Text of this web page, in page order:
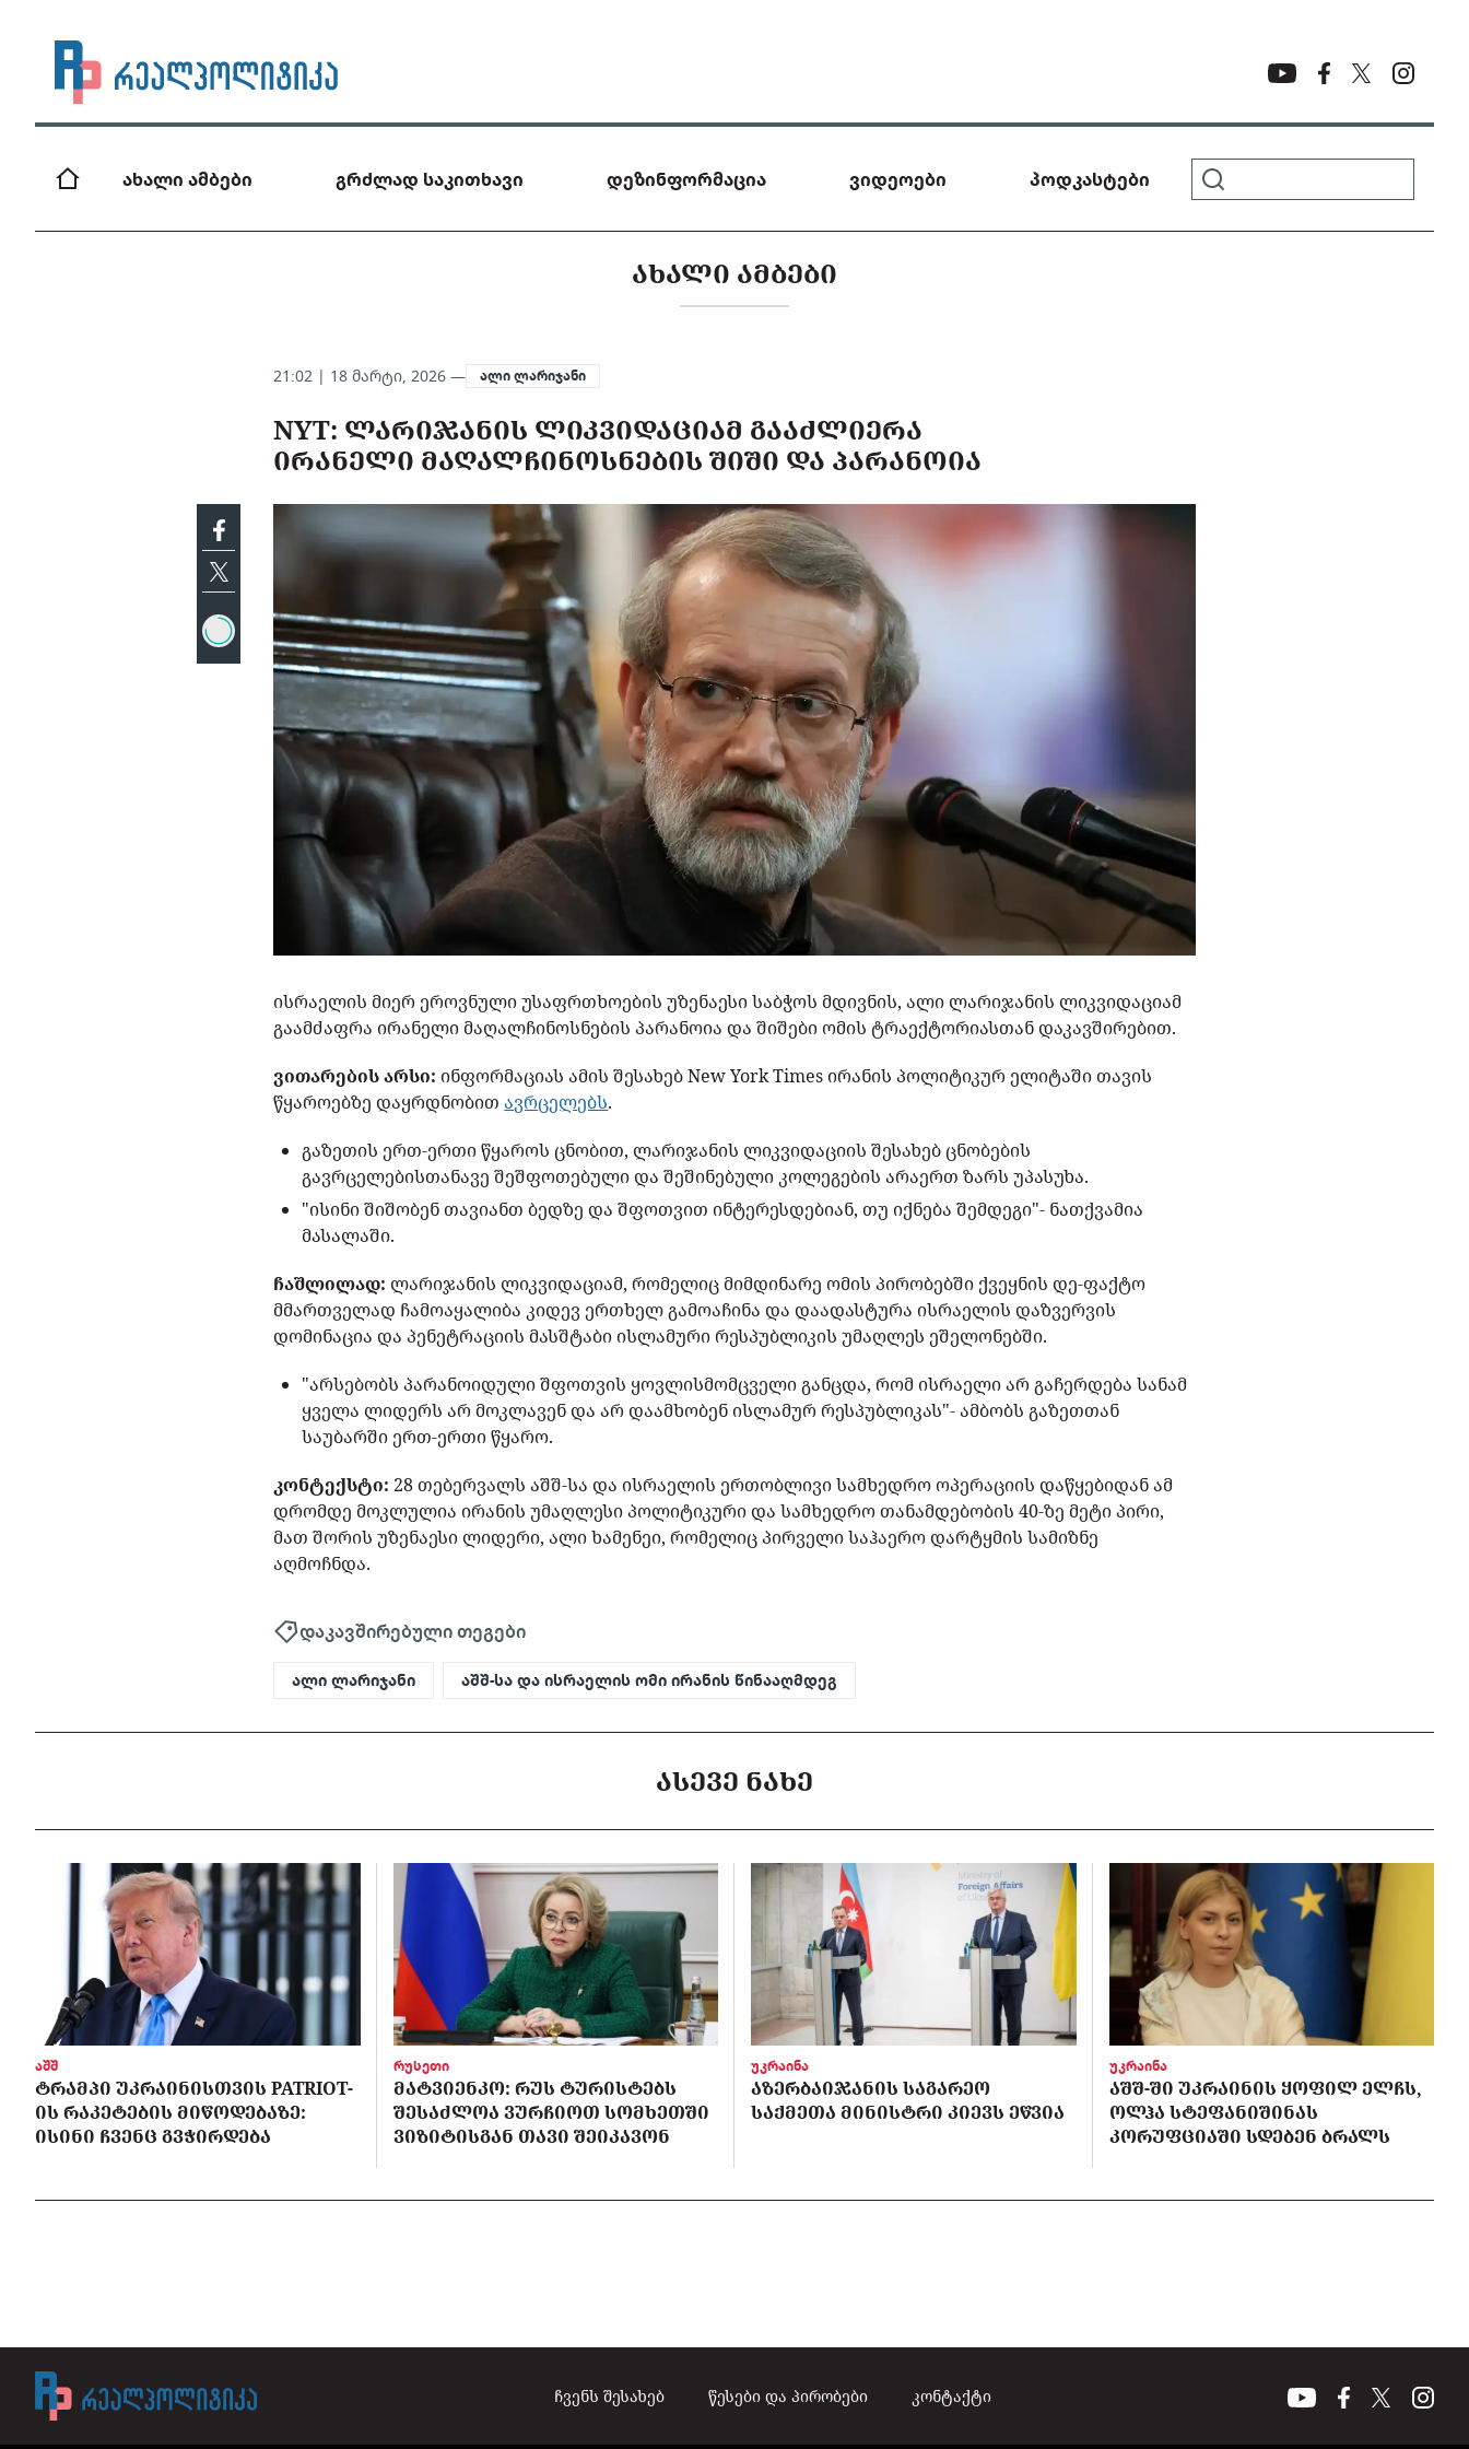
ახალი ამბები გრძლად საკითხავი დეზინფორმაცია ვიდეოები პოდკასტები
ᲐᲮᲐᲚᲘ ᲐᲛᲑᲔᲑᲘ
21:02 | 18 მარტი, 2026 — ალი ლარიჯანი
NYT: ᲚᲐᲠᲘᲯᲐᲜᲘᲡ ᲚᲘᲙᲕᲘᲓᲐᲪᲘᲐᲛ ᲒᲐᲐᲫᲚᲘᲔᲠᲐ
ᲘᲠᲐᲜᲔᲚᲘ ᲛᲐᲦᲐᲚᲩᲘᲜᲝᲡᲜᲔᲑᲘᲡ ᲨᲘᲨᲘ ᲓᲐ ᲞᲐᲠᲐᲜᲝᲘᲐ
ისრაელის მიერ ეროვნული უსაფრთხოების უზენაესი საბჭოს მდივნის, ალი ლარიჯანის ლიკვიდაციამ
გაამძაფრა ირანელი მაღალჩინოსნების პარანოია და შიშები ომის ტრაექტორიასთან დაკავშირებით.
ვითარების არსი: ინფორმაციას ამის შესახებ New York Times ირანის პოლიტიკურ ელიტაში თავის
წყაროებზე დაყრდნობითავრცელებს.
გაზეთის ერთ-ერთი წყაროს ცნობით, ლარიჯანის ლიკვიდაციის შესახებ ცნობების
გავრცელებისთანავე შეშფოთებული და შეშინებული კოლეგების არაერთ ზარს უპასუხა.
"ისინი შიშობენ თავიანთ ბედზე და შფოთვით ინტერესდებიან, თუ იქნება შემდეგი"- ნათქვამია
მასალაში.
ჩაშლილად: ლარიჯანის ლიკვიდაციამ, რომელიც მიმდინარე ომის პირობებში ქვეყნის დე-ფაქტო
მმართველად ჩამოაყალიბა კიდევ ერთხელ გამოაჩინა და დაადასტურა ისრაელის დაზვერვის
დომინაცია და პენეტრაციის მასშტაბი ისლამური რესპუბლიკის უმაღლეს ეშელონებში.
"არსებობს პარანოიდული შფოთვის ყოვლისმომცველი განცდა, რომ ისრაელი არ გაჩერდება სანამ
ყველა ლიდერს არ მოკლავენ და არ დაამხობენ ისლამურ რესპუბლიკას"- ამბობს გაზეთთან
საუბარში ერთ-ერთი წყარო.
კონტექსტი: 28 თებერვალს აშშ-სა და ისრაელის ერთობლივი სამხედრო ოპერაციის დაწყებიდან ამ
დრომდე მოკლულია ირანის უმაღლესი პოლიტიკური და სამხედრო თანამდებობის 40-ზე მეტი პირი,
მათ შორის უზენაესი ლიდერი, ალი ხამენეი, რომელიც პირველი საჰაერო დარტყმის სამიზნე
აღმოჩნდა.
დაკავშირებული თეგები
ალი ლარიჯანი აშშ-სა და ისრაელის ომი ირანის წინააღმდეგ
ᲐᲡᲔᲕᲔ ᲜᲐᲮᲔ
აშშ
ᲢᲠᲐᲛᲞᲘ ᲣᲙᲠᲐᲘᲜᲘᲡᲗᲕᲘᲡ PATRIOT-
ᲘᲡ ᲠᲐᲙᲔᲢᲔᲑᲘᲡ ᲛᲘᲬᲝᲓᲔᲑᲐᲖᲔ:
ᲘᲡᲘᲜᲘ ᲩᲕᲔᲜᲪ ᲒᲕᲭᲘᲠᲓᲔᲑᲐ
რუსეთი
ᲛᲐᲢᲕᲘᲔᲜᲙᲝ: ᲠᲣᲡ ᲢᲣᲠᲘᲡᲢᲔᲑᲡ
ᲨᲔᲡᲐᲫᲚᲝᲐ ᲕᲣᲠᲩᲘᲝᲗ ᲡᲝᲛᲮᲔᲗᲨᲘ
ᲕᲘᲖᲘᲢᲘᲡᲒᲐᲜ ᲗᲐᲕᲘ ᲨᲔᲘᲙᲐᲕᲝᲜ
უკრაინა
ᲐᲖᲔᲠᲑᲐᲘᲯᲐᲜᲘᲡ ᲡᲐᲒᲐᲠᲔᲝ
ᲡᲐᲥᲛᲔᲗᲐ ᲛᲘᲜᲘᲡᲢᲠᲘ ᲙᲘᲔᲕᲡ ᲔᲬᲕᲘᲐ
უკრაინა
ᲐᲨᲨ-ᲨᲘ ᲣᲙᲠᲐᲘᲜᲘᲡ ᲧᲝᲤᲘᲚ ᲔᲚᲩᲡ,
ᲝᲚᲰᲐ ᲡᲢᲔᲤᲐᲜᲘᲨᲘᲜᲐᲡ
ᲙᲝᲠᲣᲤᲪᲘᲐᲨᲘ ᲡᲓᲔᲑᲔᲜ ᲑᲠᲐᲚᲡ
ჩვენს შესახებ წესები და პირობები კონტაქტი